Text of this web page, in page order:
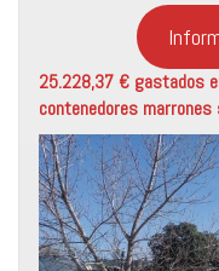
25.228,37 € gastados
contenedores